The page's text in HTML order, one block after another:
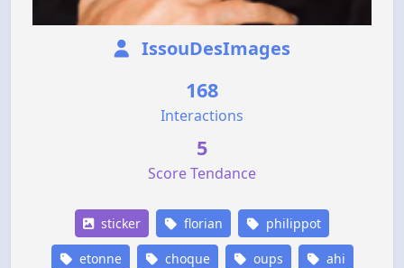
IssouDesImages
168
Interactions
5
Score Tendance
sticker florian philippot
etonne choque oups ahi